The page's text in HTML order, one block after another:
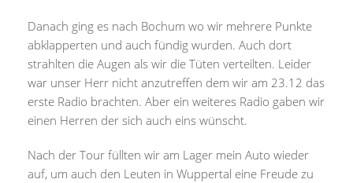
Danach ging es nach Bochum wo wir mehrere Punkte
abklapperten und auch fündig wurden. Auch dort
strahlten die Augen als wir die Tüten verteilten. Leider
war unser Herr nicht anzutreffen dem wir am 23.12 das
erste Radio brachten. Aber ein weiteres Radio gaben wir
einen Herren der sich auch eins wünscht.
Nach der Tour füllten wir am Lager mein Auto wieder
auf, um auch den Leuten in Wuppertal eine Freude zu